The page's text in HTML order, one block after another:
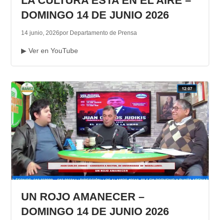
DOMINGO 14 DE JUNIO 2026
14 junio, 2026por Departamento de Prensa
▶ Ver en YouTube
UN ROJO AMANECER –
DOMINGO 14 DE JUNIO 2026